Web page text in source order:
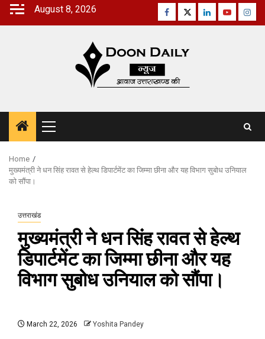
Skip
August 8, 2026 Facebook
TwitterLinkedinYoutube
Primary
Menu
Home
मुख्यमंत्री ने धन सिंह रावत से हेल्थ डिपार्टमेंट का जिम्मा छीना और यह विभाग सुबोध उनियाल
को सौंपा।
उत्तराखंड
मुख्यमंत्री ने धन सिंह रावत से हेल्थ
डिपार्टमेंट का जिम्मा छीना और यह
विभाग सुबोध उनियाल को सौंपा।
March 22, 2026 Yoshita Pandey